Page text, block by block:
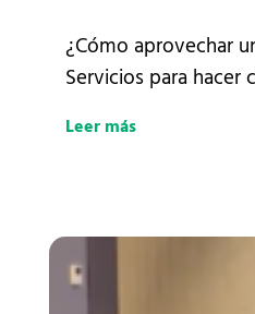
¿Cómo aprovechar
Servicios para hacer
Leer más